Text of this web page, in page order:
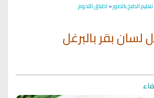
تعليم الطبخ بالصور»اطباق اللحوم
بقر بالبرغل